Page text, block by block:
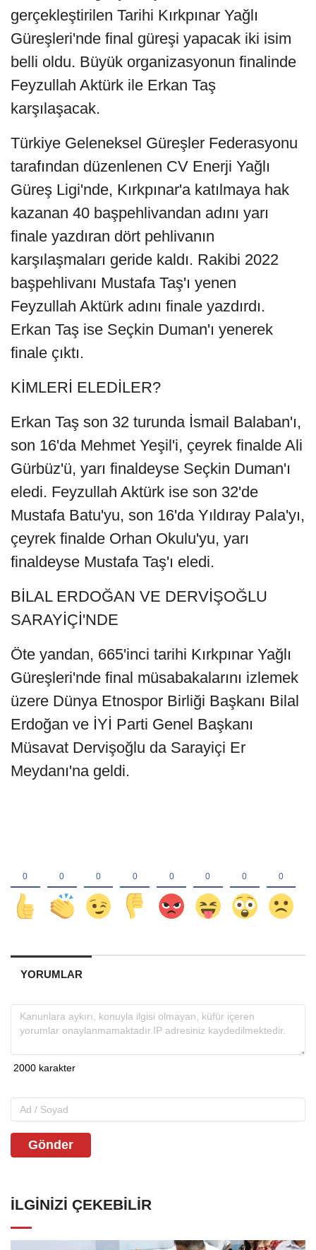
gerçekleştirilen Tarihi Kırkpınar Yağlı
Güreşleri'nde final güreşi yapacak iki isim
belli oldu. Büyük organizasyonun finalinde
Feyzullah Aktürk ile Erkan Taş
karşılaşacak.
Türkiye Geleneksel Güreşler Federasyonu
tarafından düzenlenen CV Enerji Yağlı
Güreş Ligi'nde, Kırkpınar'a katılmaya hak
kazanan 40 başpehlivandan adını yarı
finale yazdıran dört pehlivanın
karşılaşmaları geride kaldı. Rakibi 2022
başpehlivanı Mustafa Taş'ı yenen
Feyzullah Aktürk adını finale yazdırdı.
Erkan Taş ise Seçkin Duman'ı yenerek
finale çıktı.
KİMLERİ ELEDİLER?
Erkan Taş son 32 turunda İsmail Balaban'ı,
son 16'da Mehmet Yeşil'i, çeyrek finalde Ali
Gürbüz'ü, yarı finaldeyse Seçkin Duman'ı
eledi. Feyzullah Aktürk ise son 32'de
Mustafa Batu'yu, son 16'da Yıldıray Pala'yı,
çeyrek finalde Orhan Okulu'yu, yarı
finaldeyse Mustafa Taş'ı eledi.
BİLAL ERDOĞAN VE DERVİŞOĞLU
SARAYİÇİ'NDE
Öte yandan, 665'inci tarihi Kırkpınar Yağlı
Güreşleri'nde final müsabakalarını izlemek
üzere Dünya Etnospor Birliği Başkanı Bilal
Erdoğan ve İYİ Parti Genel Başkanı
Müsavat Dervişoğlu da Sarayiçi Er
Meydanı'na geldi.
YORUMLAR
Gönder
İLGINIZI ÇEKEBILIR